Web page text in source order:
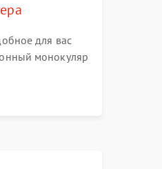
для вас
монокуляр